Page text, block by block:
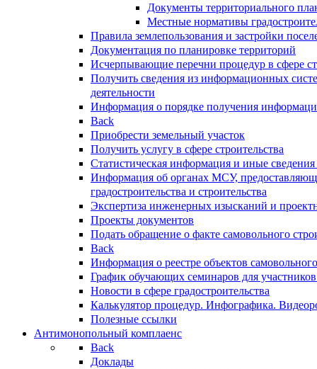
Документы территориального
Местные нормативы
Правила землепользования и застройки
Документация по планировке территорий
Исчерпывающие перечни процедур в сфере
Получить сведения из информационных
деятельности
Информация о порядке получения
Back
Приобрести земельный участок
Получить услугу в сфере строительства
Статистическая информация и иные сведения
Информация об органах МСУ,
градостроительства и строительства
Экспертиза инженерных изысканий и
Проекты документов
Подать обращение о факте самовольного
Back
Информация о реестре объектов
График обучающих семинаров для участников
Новости в сфере градостроительства
Калькулятор процедур. Инфографика.
Полезные ссылки
Антимонопольный комплаенс
Back
Доклады